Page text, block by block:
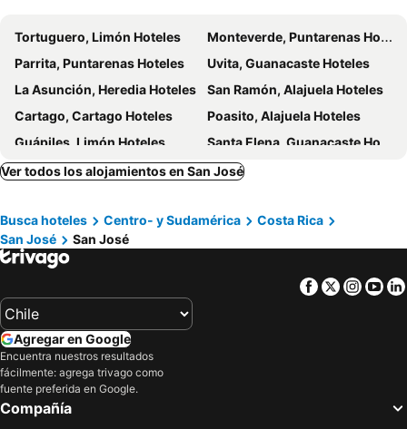
Hotel Monte Campana Escazu
Intercontinental Hotels Costa Rica At Multiplaza Mall By Ihg
Country Inn & Suites by Radisson, San Jose Aeropuerto, Costa Rica
Auténtico Hotel
Hotel Aranjuez
Hotel Santo Tomás / Historical Property
Taormina Hotel and Casino
Hotel Villa Tournon
The Victorian Hotel
Hotel Grano de Oro
Hotel Ambassador
Hotel Dorado
Alameda Cariari
Tortuguero, Limón Hoteles
Monteverde, Puntarenas Hoteles
Parrita, Puntarenas Hoteles
Uvita, Guanacaste Hoteles
La Asunción, Heredia Hoteles
San Ramón, Alajuela Hoteles
Cartago, Cartago Hoteles
Poasito, Alajuela Hoteles
Guápiles, Limón Hoteles
Santa Elena, Guanacaste Hoteles
Curridabat, San José Hoteles
Grecia, Alajuela Hoteles
San Antonio, San José Hoteles
Santa Bárbara, Heredia Hoteles
Copey, San José Hoteles
Puerto Viejo de Sarapiquí, Heredia Hoteles
San Pedro, Alajuela Hoteles
Quepos, Puntarenas Hoteles
La Fortuna, Alajuela Hoteles
Alajuela, Alajuela Hoteles
Jacó, Puntarenas Hoteles
Santa Ana, San José Hoteles
Playa Hermosa, Guanacaste Hoteles
Ver todos los alojamientos en San José
Busca hoteles Centro- y Sudamérica
Costa Rica
San José
San José
Facebook
Twitter
Agregar en Google
Encuentra nuestros resultados
fácilmente: agrega trivago como
fuente preferida en Google.
Compañía